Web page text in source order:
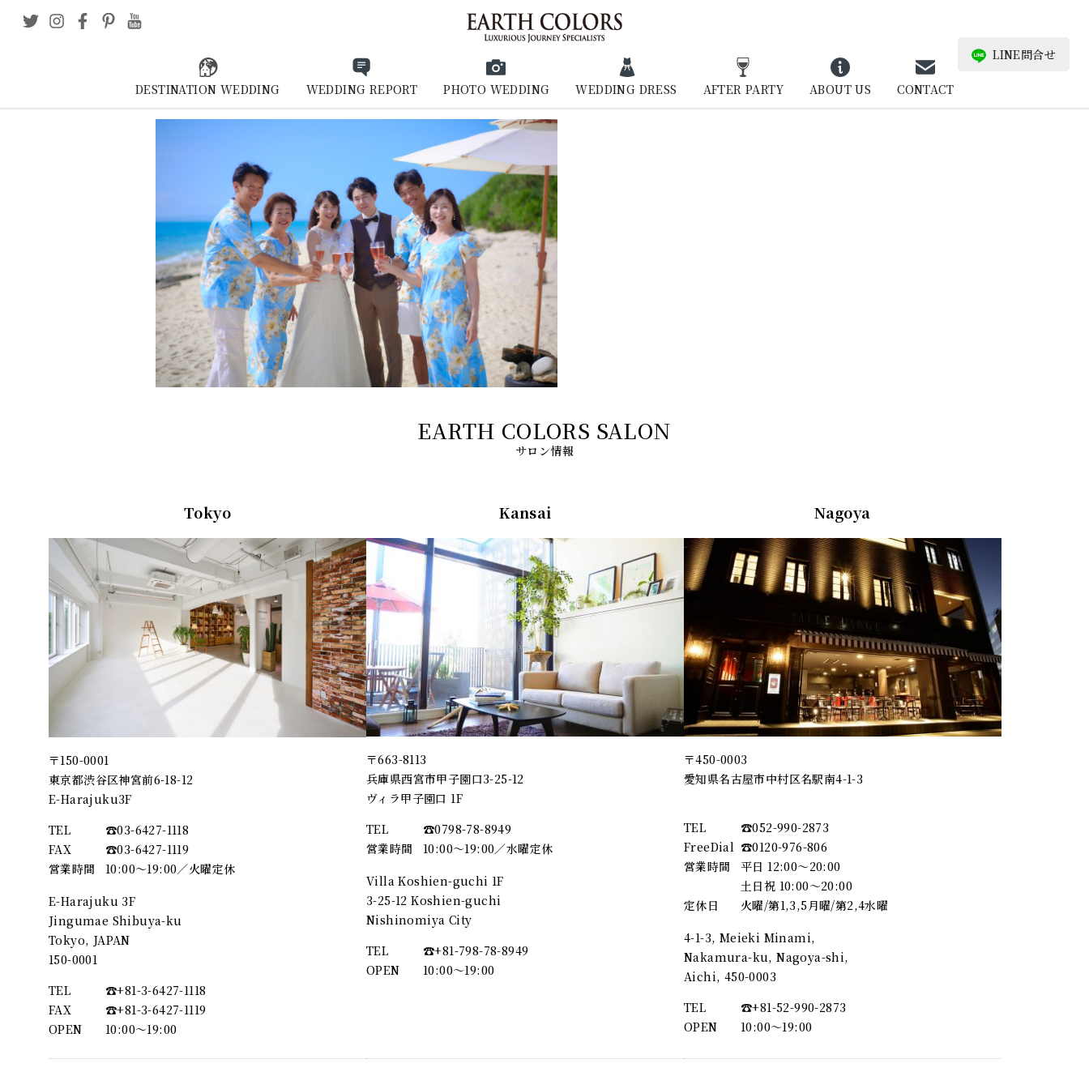
DESTINATION WEDDING WEDDING REPORT PHOTO WEDDING WEDDING DRESS AFTER PARTY ABOUT US CONTACT
LINE問合せ
サロン情報
Tokyo
〒150-0001
東京都渋谷区神宮前6-18-12
E-Harajuku3F
TEL
☎︎03-6427-1118
FAX
☎︎03-6427-1119
営業時間
10:00～19:00／火曜定休
E-Harajuku 3F
Jingumae Shibuya-ku
Tokyo, JAPAN
150-0001
TEL
☎︎+81-3-6427-1118
FAX
☎︎+81-3-6427-1119
OPEN
10:00〜19:00
Kansai
〒663-8113
兵庫県西宮市甲子園口3-25-12
ヴィラ甲子園口 1F
TEL
☎︎0798-78-8949
営業時間
10:00～19:00／水曜定休
Villa Koshien-guchi 1F
3-25-12 Koshien-guchi
Nishinomiya City
TEL
☎︎+81-798-78-8949
OPEN
10:00〜19:00
Nagoya
〒450-0003
愛知県名古屋市中村区名駅南4-1-3
TEL
☎︎052-990-2873
FreeDial ☎︎0120-976-806
営業時間
平日 12:00～20:00
土日祝 10:00～20:00
定休日
火曜/第1,3,5月曜/第2,4水曜
4-1-3, Meieki Minami,
Nakamura-ku, Nagoya-shi,
Aichi, 450-0003
TEL
☎︎+81-52-990-2873
OPEN
10:00〜19:00